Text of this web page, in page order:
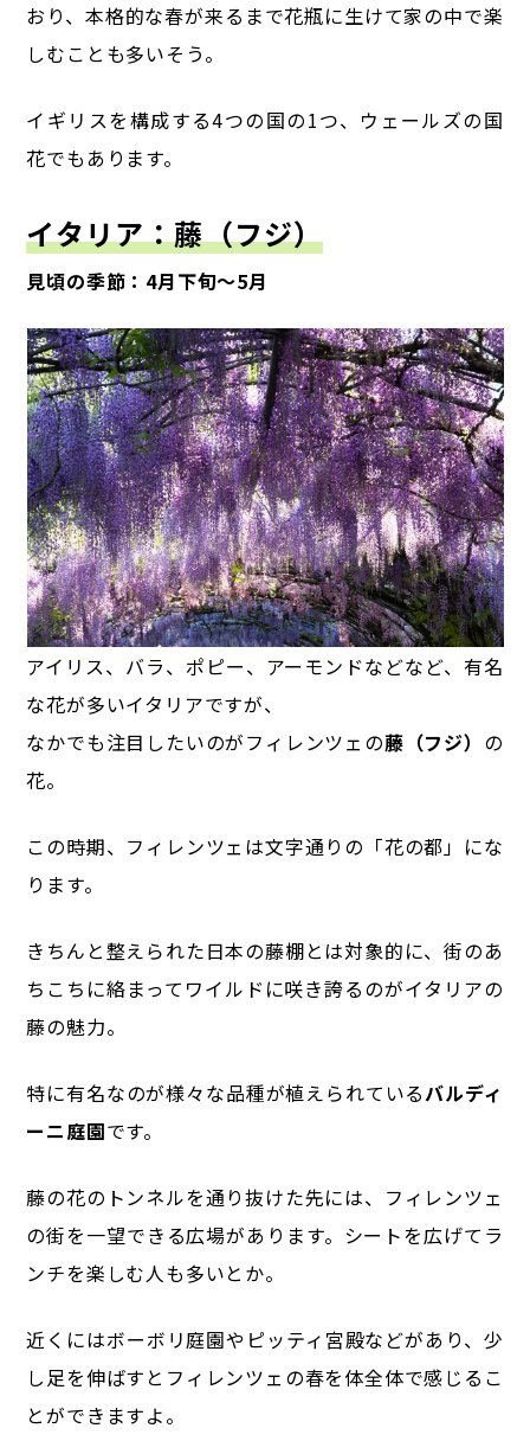
おり、 本格的な春が来るまで花瓶に生けて家の中で楽
しむことも多いそう。
イギリスを構成する4つの国の1つ、ウェールズの国
花でもあります。
イタリア：藤（フジ）
見頃の季節：4月下旬～5月
アイリス、バラ、ポピー、アーモンドなどなど、有名
な花が多いイタリアですが、
なかでも注目したいのがフィレンツェの藤（フジ） の
花。
この時期、フィレンツェは文字通りの「花の都」にな
ります。
きちんと整えられた日本の藤棚とは対象的に、街のあ
ちこちに絡まってワイルドに咲き誇るのがイタリアの
藤の魅力。
特に有名なのが様々な品種が植えられているバルディ
ーニ庭園です。
藤の花のトンネルを通り抜けた先には、フィレンツェ
の街を一望できる広場があります。 シートを広げてラ
ンチを楽しむ人も多いとか。
近くにはボーボリ庭園やピッティ宮殿などがあり、少
し足を伸ばすとフィレンツェの春を体全体で感じるこ
とができますよ。